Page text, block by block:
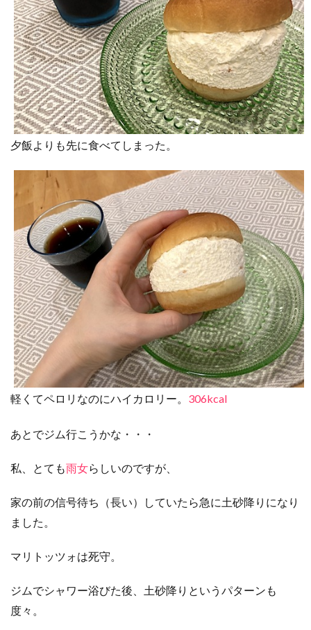
夕飯よりも先に食べてしまった。
軽くてペロリなのにハイカロリー。 306kcal
あとでジム行こうかな・・・
私、とても雨女らしいのですが、
家の前の信号待ち（長い）していたら急に土砂降りになり
ました。
マリトッツォは死守。
ジムでシャワー浴びた後、土砂降りというパターンも
度々。